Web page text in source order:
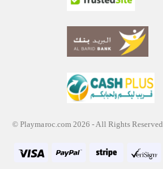
© Playmaroc.com 2026 - All Rights Reserved